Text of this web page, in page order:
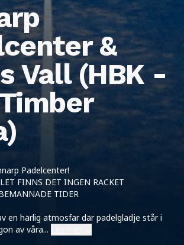
&
Vall (HBK -
Padelcenter!
FINNS DET INGEN RACKET
TIDER
en härlig atmosfär där padelglädje står i
av våra...